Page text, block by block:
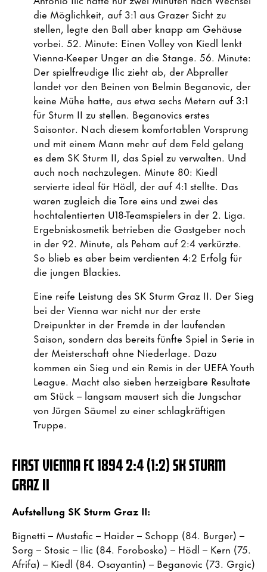
die Möglichkeit, auf 3:1 aus Grazer Sicht zu
stellen, legte den Ball aber knapp am Gehäuse
vorbei. 52. Minute: Einen Volley von Kiedl lenkt
Vienna-Keeper Unger an die Stange. 56. Minute:
Der spielfreudige Ilic zieht ab, der Abpraller
landet vor den Beinen von Belmin Beganovic, der
keine Mühe hatte, aus etwa sechs Metern auf 3:1
für Sturm II zu stellen. Beganovics erstes
Saisontor. Nach diesem komfortablen Vorsprung
und mit einem Mann mehr auf dem Feld gelang
es dem SK Sturm II, das Spiel zu verwalten. Und
auch noch nachzulegen. Minute 80: Kiedl
servierte ideal für Hödl, der auf 4:1 stellte. Das
waren zugleich die Tore eins und zwei des
hochtalentierten U18-Teamspielers in der 2. Liga.
Ergebniskosmetik betrieben die Gastgeber noch
in der 92. Minute, als Peham auf 2:4 verkürzte.
So blieb es aber beim verdienten 4:2 Erfolg für
die jungen Blackies.
Eine reife Leistung des SK Sturm Graz II. Der Sieg
bei der Vienna war nicht nur der erste
Dreipunkter in der Fremde in der laufenden
Saison, sondern das bereits fünfte Spiel in Serie in
der Meisterschaft ohne Niederlage. Dazu
kommen ein Sieg und ein Remis in der UEFA Youth
League. Macht also sieben herzeigbare Resultate
am Stück – langsam mausert sich die Jungschar
von Jürgen Säumel zu einer schlagkräftigen
Truppe.
FIRST VIENNA FC 18942:4 (1:2) SK STURM
GRAZ II
Aufstellung SK Sturm Graz II:
Bignetti – Mustafic – Haider – Schopp (84. Burger) –
Sorg – Stosic – Ilic (84. Forobosko) – Hödl – Kern (75.
Afrifa) – Kiedl (84. Osayantin) – Beganovic (73. Grgic)